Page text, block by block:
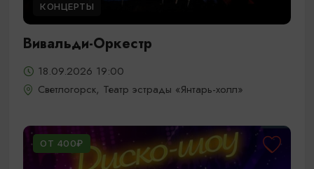
КОНЦЕРТЫ
Вивальди-Оркестр
18.09.2026 19:00
Светлогорск, Театр эстрады «Янтарь-холл»
ОТ 400₽